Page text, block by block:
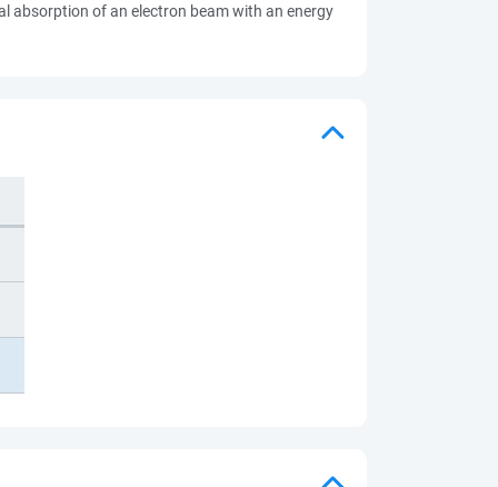
absorption of an electron beam with an energy